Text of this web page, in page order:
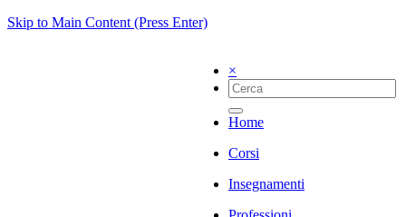
Skip to Main Content (Press Enter)
×
Home
Corsi
Insegnamenti